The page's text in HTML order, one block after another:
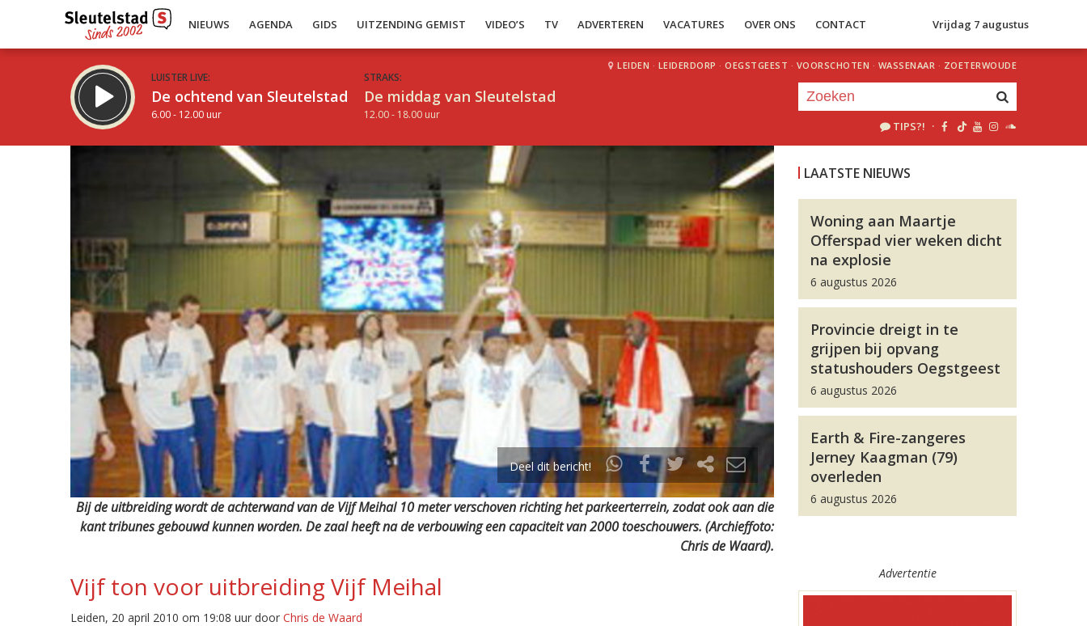
NIEUWS AGENDA GIDS UITZENDING GEMIST VIDEO’S TV ADVERTEREN VACATURES OVER ONS CONTACT Vrijdag 7 augustus
LUISTER LIVE:
De ochtend van Sleutelstad
6.00 - 12.00 uur
STRAKS:
De middag van Sleutelstad
12.00 - 18.00 uur
LEIDEN · LEIDERDORP · OEGSTGEEST · VOORSCHOTEN · WASSENAAR · ZOETERWOUDE
TIPS?! ·
Deel dit bericht!
Bij de uitbreiding wordt de achterwand van de Vijf Meihal 10 meter verschoven richting het parkeerterrein, zodat ook aan die
kant tribunes gebouwd kunnen worden. De zaal heeft na de verbouwing een capaciteit van 2000 toeschouwers. (Archieffoto:
Chris de Waard).
Vijf ton voor uitbreiding Vijf Meihal
Leiden, 20 april 2010 om 19:08 uur door Chris de Waard
LAATSTE NIEUWS
Woning aan Maartje
Offerspad vier weken dicht
na explosie
6 augustus 2026
Provincie dreigt in te
grijpen bij opvang
statushouders Oegstgeest
6 augustus 2026
Earth & Fire-zangeres
Jerney Kaagman (79)
overleden
6 augustus 2026
Advertentie